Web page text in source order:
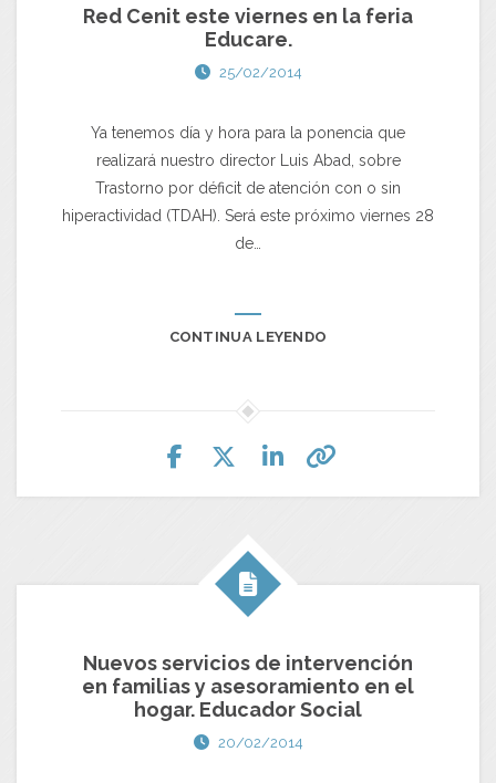
Red Cenit este viernes en la feria
Educare.
25/02/2014
Ya tenemos día y hora para la ponencia que
realizará nuestro director Luis Abad, sobre
Trastorno por déficit de atención con o sin
hiperactividad (TDAH). Será este próximo viernes 28
de…
CONTINUA LEYENDO
Nuevos servicios de intervención
en familias y asesoramiento en el
hogar. Educador Social
20/02/2014